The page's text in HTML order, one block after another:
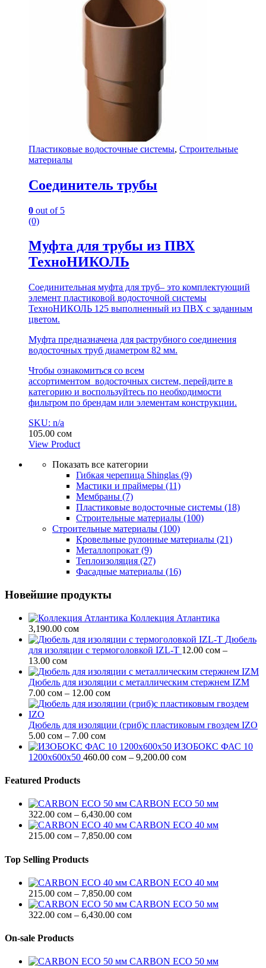
Пластиковые водосточные системы, Строительные
материалы
Соединитель трубы
0 out of 5
(0)
Муфта для трубы из ПВХ
ТехноНИКОЛЬ
Соединительная муфта для труб– это комплектующий
элемент пластиковой водосточной системы
ТехноНИКОЛЬ 125 выполненный из ПВХ с заданным
цветом.
Муфта предназначена для раструбного соединения
водосточных труб диаметром 82 мм.
Чтобы ознакомиться со всем
ассортиментом водосточных систем, перейдите в
категорию и воспользуйтесь по необходимости
фильтром по брендам или элементам конструкции.
SKU: n/a
105.00 сом
View Product
Показать все категории
Гибкая черепица Shinglas (9)
Мастики и праймеры (11)
Мембраны (7)
Пластиковые водосточные системы (18)
Строительные материалы (100)
Строительные материалы (100)
Кровельные рулонные материалы (21)
Металлопрокат (9)
Теплоизоляция (27)
Фасадные материалы (16)
Новейшие продукты
Коллекция Атлантика
3,190.00 сом
Дюбель
для изоляции c термоголовкой IZL-T 12.00 сом –
13.00 сомДиапазон
цен:
12.00 сом
–
13.00 сом
Дюбель для изоляции с металлическим стержнем IZM
7.00 сом – 12.00 сомДиапазон
цен:
–
Дюбель для изоляции (гриб)с пластиковым гвоздем IZO
5.00 сом – 7.00 сомДиапазон
цен:
5.00 сом
ИЗОБОКС ФАС 10
1200х600х50 460.00 сом – 9,200.00 сомДиапазон
9,200.00 сом
Featured Products
CARBON ECO 50 мм
322.00 сом – 6,430.00 сомДиапазон
цен:
322.00 сом
CARBON ECO 40 мм
215.00 сом – 7,850.00 сомДиапазон
7,850.00 сом
Top Selling Products
CARBON ECO 40 мм
215.00 сом – 7,850.00 сомДиапазон
цен:
215.00 сом
CARBON ECO 50 мм
322.00 сом – 6,430.00 сомДиапазон
6,430.00 сом
On-sale Products
CARBON ECO 50 мм